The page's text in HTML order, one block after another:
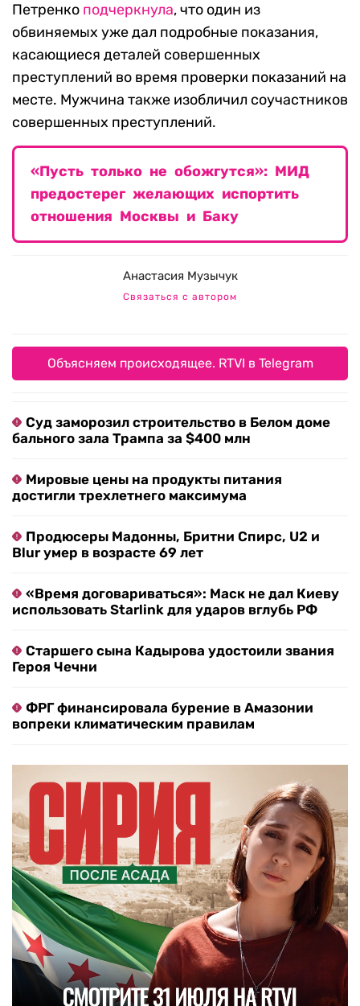
Петренко подчеркнула, что один из
обвиняемых уже дал подробные показания,
касающиеся деталей совершенных
преступлений во время проверки показаний на
месте. Мужчина также изобличил соучастников
совершенных преступлений.
«Пусть только не обожгутся»: МИД
предостерег желающих испортить
отношения Москвы и Баку
Анастасия Музычук
Связаться с автором
Объясняем происходящее. RTVI в Telegram
Суд заморозил строительство в Белом доме
бального зала Трампа за $400 млн
Мировые цены на продукты питания
достигли трехлетнего максимума
Продюсеры Мадонны, Бритни Спирс, U2 и
Blur умер в возрасте 69 лет
«Время договариваться»: Маск не дал Киеву
использовать Starlink для ударов вглубь РФ
Старшего сына Кадырова удостоили звания
Героя Чечни
ФРГ финансировала бурение в Амазонии
вопреки климатическим правилам